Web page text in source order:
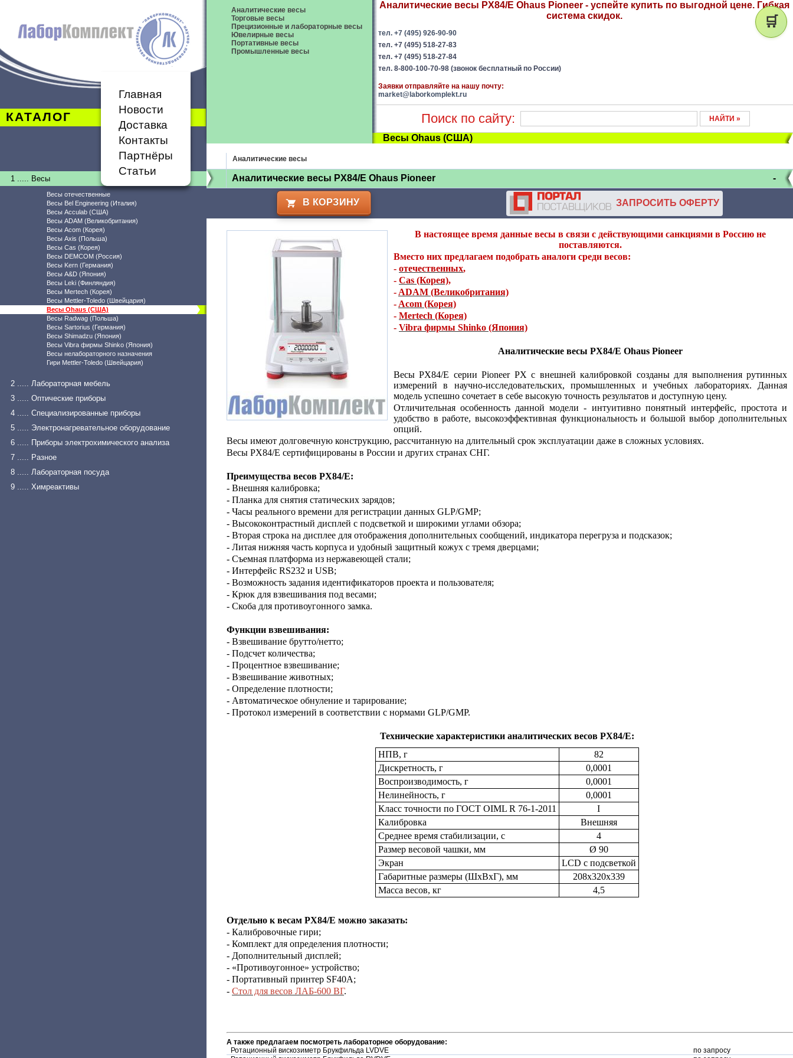
КАТАЛОГ
Главная
Новости
Доставка
Контакты
Партнёры
Статьи
1 ..... Весы
Весы отечественные
Весы Bel Engineering (Италия)
Весы Acculab (США)
Весы ADAM (Великобритания)
Весы Acom (Корея)
Весы Axis (Польша)
Весы Cas (Корея)
Весы DEMCOM (Россия)
Весы Kern (Германия)
Весы A&D (Япония)
Весы Leki (Финляндия)
Весы Mertech (Корея)
Весы Mettler-Toledo (Швейцария)
Весы Ohaus (США)
Весы Radwag (Польша)
Весы Sartorius (Германия)
Весы Shimadzu (Япония)
Весы Vibra фирмы Shinko (Япония)
Весы нелабораторного назначения
Гири Mettler-Toledo (Швейцария)
2 ..... Лабораторная мебель
3 ..... Оптические приборы
4 ..... Специализированные приборы
5 ..... Электронагревательное оборудование
6 ..... Приборы электрохимического анализа
7 ..... Разное
8 ..... Лабораторная посуда
9 ..... Химреактивы
Аналитические весы
Торговые весы
Прецизионные и лабораторные весы
Ювелирные весы
Портативные весы
Промышленные весы
Аналитические весы PX84/E Ohaus Pioneer - успейте купить по выгодной цене. Гибкая
система скидок.
тел. +7 (495) 926-90-90
тел. +7 (495) 518-27-83
тел. +7 (495) 518-27-84
тел. 8-800-100-70-98 (звонок бесплатный по России)
Заявки отправляйте на нашу почту:
market@laborkomplekt.ru
Поиск по сайту:
Весы Ohaus (США)
Аналитические весы
Аналитические весы PX84/E Ohaus Pioneer -
В КОРЗИНУ ЗАПРОСИТЬ ОФЕРТУ
В настоящее время данные весы в связи с действующими санкциями в Россию не
поставляются.
Вместо них предлагаем подобрать аналоги среди весов:
- отечественных,
- Cas (Корея),
- ADAM (Великобритания)
- Acom (Корея)
- Mertech (Корея)
- Vibra фирмы Shinko (Япония)
Аналитические весы PX84/E Ohaus Pioneer
Весы PX84/E серии Pioneer PX с внешней калибровкой созданы для выполнения рутинных
измерений в научно-исследовательских, промышленных и учебных лабораториях. Данная
модель успешно сочетает в себе высокую точность результатов и доступную цену.
Отличительная особенность данной модели - интуитивно понятный интерфейс, простота и
удобство в работе, высокоэффективная функциональность и большой выбор дополнительных
опций.
Весы имеют долговечную конструкцию, рассчитанную на длительный срок эксплуатации даже в сложных условиях.
Весы PX84/E сертифицированы в России и других странах СНГ.
Преимущества весов PX84/E:
- Внешняя калибровка;
- Планка для снятия статических зарядов;
- Часы реального времени для регистрации данных GLP/GMP;
- Высококонтрастный дисплей с подсветкой и широкими углами обзора;
- Вторая строка на дисплее для отображения дополнительных сообщений, индикатора перегруза и подсказок;
- Литая нижняя часть корпуса и удобный защитный кожух с тремя дверцами;
- Съемная платформа из нержавеющей стали;
- Интерфейс RS232 и USB;
- Возможность задания идентификаторов проекта и пользователя;
- Крюк для взвешивания под весами;
- Скоба для противоугонного замка.
Функции взвешивания:
- Взвешивание брутто/нетто;
- Подсчет количества;
- Процентное взвешивание;
- Взвешивание животных;
- Определение плотности;
- Автоматическое обнуление и тарирование;
- Протокол измерений в соответствии с нормами GLP/GMP.
Технические характеристики аналитических весов PX84/E:
НПВ, г
82
Дискретность, г
0,0001
Воспроизводимость, г
0,0001
Нелинейность, г
0,0001
Класс точности по ГОСТ OIML R 76-1-2011
I
Калибровка
Внешняя
Среднее время стабилизации, с
4
Размер весовой чашки, мм
Ø 90
Экран
LCD с подсветкой
Габаритные размеры (ШxВхГ), мм
208x320x339
Масса весов, кг
4,5
Отдельно к весам PX84/E можно заказать:
- Калибровочные гири;
- Комплект для определения плотности;
- Дополнительный дисплей;
- «Противоугонное» устройство;
- Портативный принтер SF40A;
- Стол для весов ЛАБ-600 ВГ.
А также предлагаем посмотреть лабораторное оборудование:
Ротационный вискозиметр Брукфильда LVDVE
по запросу
🛒